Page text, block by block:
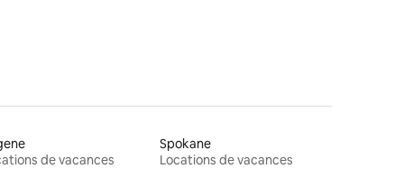
de vacances
Spokane
Locations de vacances